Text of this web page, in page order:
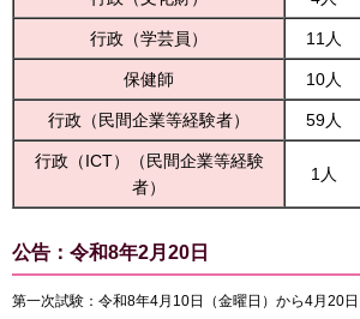
行政（学芸員） 11人
保健師 10人
行政（民間企業等経験者） 59人
行政（ICT）（民間企業等経験
者）
1人
公告：令和8年2月20日
第一次試験：令和8年4月10日（金曜日）から4月20